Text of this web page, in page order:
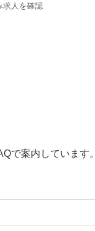
求人を確認
で案内しています。